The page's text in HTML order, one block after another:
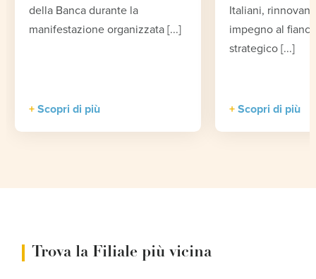
della Banca durante la
manifestazione organizzata [...]
Scopri di più
Italiani,
impegno al
strategico [...]
Scopri di più
Trova la Filiale più vicina